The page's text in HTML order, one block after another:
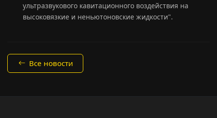
ультразвукового кавитационного воздействия на
высоковязкие и неньютоновские жидкости".
Все новости